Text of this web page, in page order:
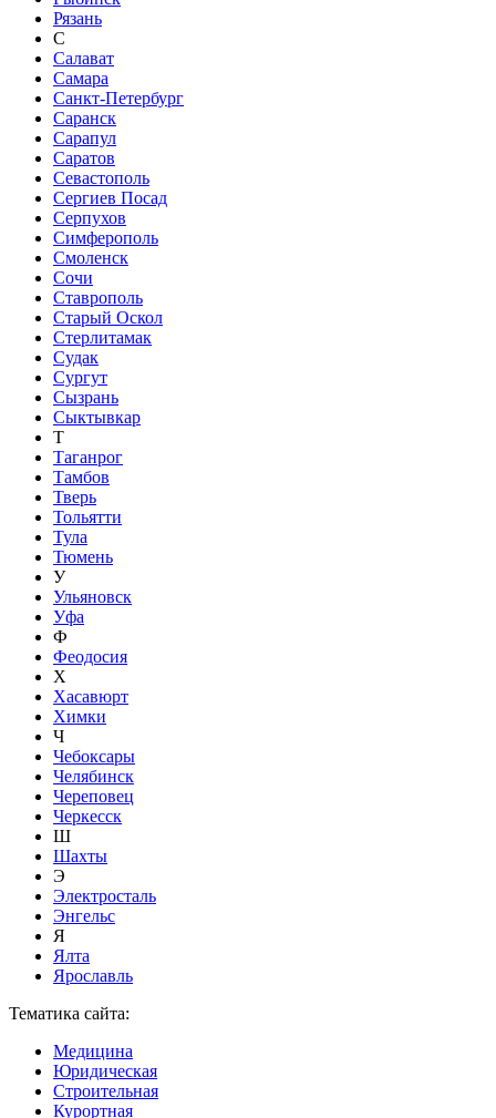
Рязань
С
Салават
Самара
Санкт-Петербург
Саранск
Сарапул
Саратов
Севастополь
Сергиев Посад
Серпухов
Симферополь
Смоленск
Сочи
Ставрополь
Старый Оскол
Стерлитамак
Судак
Сургут
Сызрань
Сыктывкар
Т
Таганрог
Тамбов
Тверь
Тольятти
Тула
Тюмень
У
Ульяновск
Уфа
Ф
Феодосия
Х
Хасавюрт
Химки
Ч
Чебоксары
Челябинск
Череповец
Черкесск
Ш
Шахты
Э
Электросталь
Энгельс
Я
Ялта
Ярославль
Тематика сайта:
Медицина
Юридическая
Строительная
Курортная